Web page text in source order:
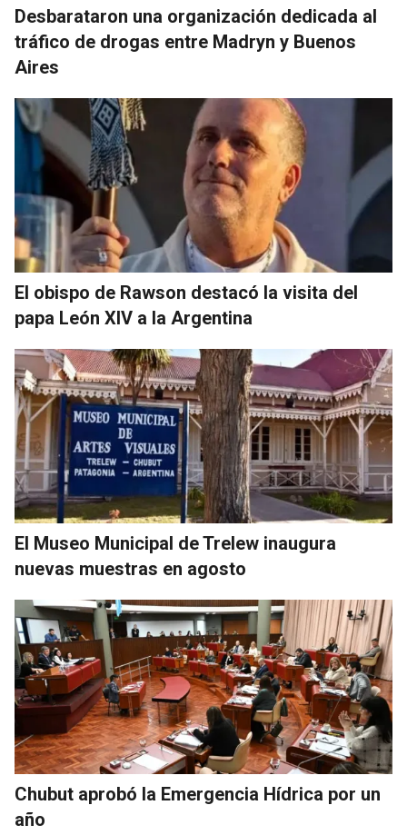
Desbarataron una organización dedicada al
tráfico de drogas entre Madryn y Buenos
Aires
El obispo de Rawson destacó la visita del
papa León XIV a la Argentina
El Museo Municipal de Trelew inaugura
nuevas muestras en agosto
Chubut aprobó la Emergencia Hídrica por un
año